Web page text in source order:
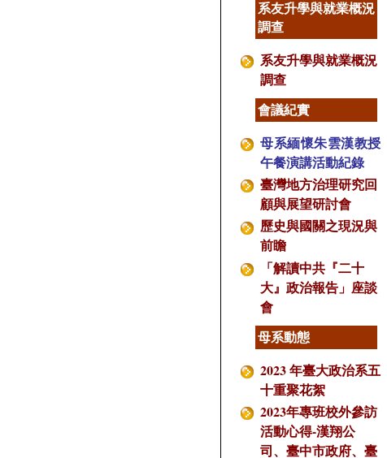
系友升學與就業概況
調查
系友升學與就業概況
調查
會議紀實
母系緬懷朱雲漢教授
午餐演講活動紀錄
臺灣地方治理研究回
顧與展望研討會
歷史與國關之現況與
前瞻
「解讀中共『二十
大』政治報告」座談
會
母系動態
2023 年臺大政治系五
十重聚花絮
2023年專班校外參訪
活動心得-漢翔公
司、臺中市政府、臺